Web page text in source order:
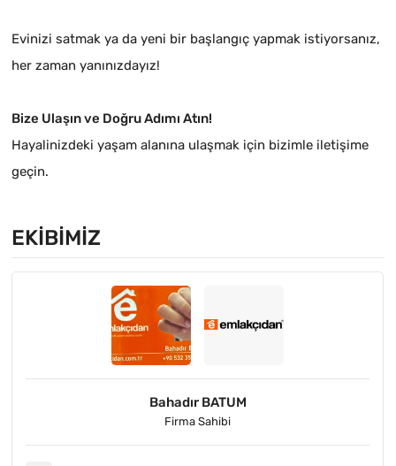
Evinizi satmak ya da yeni bir başlangıç yapmak istiyorsanız,
her zaman yanınızdayız!
Bize Ulaşın ve Doğru Adımı Atın!
Hayalinizdeki yaşam alanına ulaşmak için bizimle iletişime
geçin.
EKIBIMIZ
Bahadır BATUM
Firma Sahibi